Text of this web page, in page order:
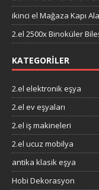
ikinci el Mağaza Kapı
2.el 2500x Binoküler
KATEGORILER
2.el elektronik eşya
2.el ev eşyaları
2.el iş makineleri
2.el ucuz mobilya
antika klasik eşya
Hobi Dekorasyon